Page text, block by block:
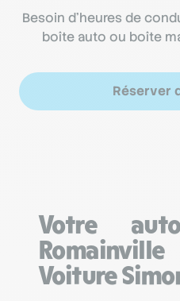
Besoin d’heures de
boîte auto ou boîte
Réserver
Votre
Voiture